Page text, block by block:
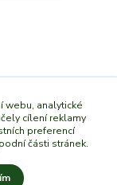
webu, analytické
cílení reklamy
preferencí
části stránek.